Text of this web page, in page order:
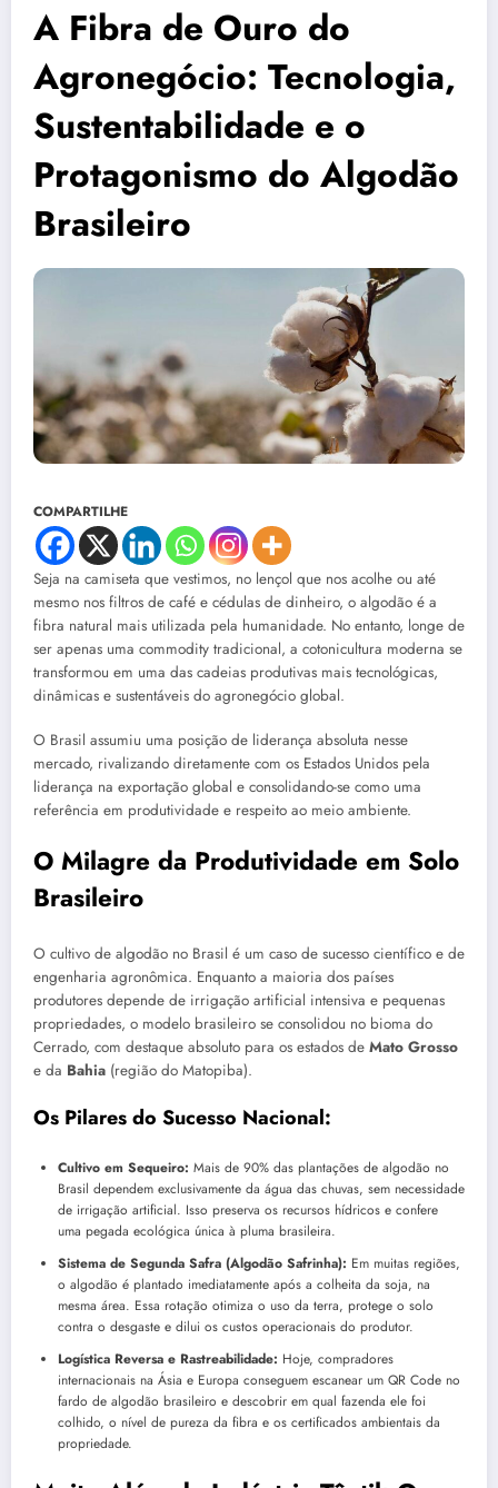
A Fibra de Ouro do
Agronegócio: Tecnologia,
Sustentabilidade e o
Protagonismo do Algodão
Brasileiro
COMPARTILHE
Seja na camiseta que vestimos, no lençol que nos acolhe ou até
mesmo nos filtros de café e cédulas de dinheiro, o algodão é a
fibra natural mais utilizada pela humanidade. No entanto, longe de
ser apenas uma commodity tradicional, a cotonicultura moderna se
transformou em uma das cadeias produtivas mais tecnológicas,
dinâmicas e sustentáveis do agronegócio global.
O Brasil assumiu uma posição de liderança absoluta nesse
mercado, rivalizando diretamente com os Estados Unidos pela
liderança na exportação global e consolidando-se como uma
referência em produtividade e respeito ao meio ambiente.
O Milagre da Produtividade em Solo
Brasileiro
O cultivo de algodão no Brasil é um caso de sucesso científico e de
engenharia agronômica. Enquanto a maioria dos países
produtores depende de irrigação artificial intensiva e pequenas
propriedades, o modelo brasileiro se consolidou no bioma do
Cerrado, com destaque absoluto para os estados de Mato Grosso
e da Bahia (região do Matopiba).
Os Pilares do Sucesso Nacional:
Cultivo em Sequeiro: Mais de 90% das plantações de algodão no
Brasil dependem exclusivamente da água das chuvas, sem necessidade
de irrigação artificial. Isso preserva os recursos hídricos e confere
uma pegada ecológica única à pluma brasileira.
Sistema de Segunda Safra (Algodão Safrinha): Em muitas regiões,
o algodão é plantado imediatamente após a colheita da soja, na
mesma área. Essa rotação otimiza o uso da terra, protege o solo
contra o desgaste e dilui os custos operacionais do produtor.
Logística Reversa e Rastreabilidade: Hoje, compradores
internacionais na Ásia e Europa conseguem escanear um QR Code no
fardo de algodão brasileiro e descobrir em qual fazenda ele foi
colhido, o nível de pureza da fibra e os certificados ambientais da
propriedade.